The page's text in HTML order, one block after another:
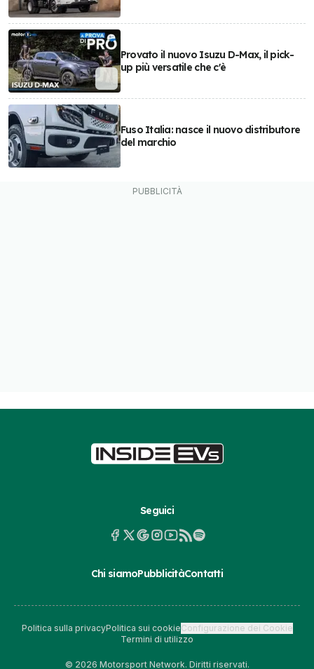
Provato il nuovo Isuzu D-Max, il pick-
up più versatile che c'è
Fuso Italia: nasce il nuovo distributore
del marchio
Seguici
Chi siamoPubblicitàContatti
Politica sulla privacyPolitica sui cookieConfigurazione dei Cookie
Termini di utilizzo
© 2026 Motorsport Network. Diritti riservati.